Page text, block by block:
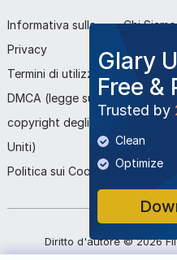
Glary
Free &
Trusted by
Clean
Optimize
Informativa sulla
Privacy
Termini di utilizzo
DMCA (legge sul
copyright degli Stati
Uniti)
Politica sui Cookie
Chi Siamo
Invia
Diritto d'autore ©2026